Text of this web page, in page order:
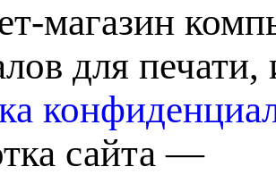
магазин
для
сайта —